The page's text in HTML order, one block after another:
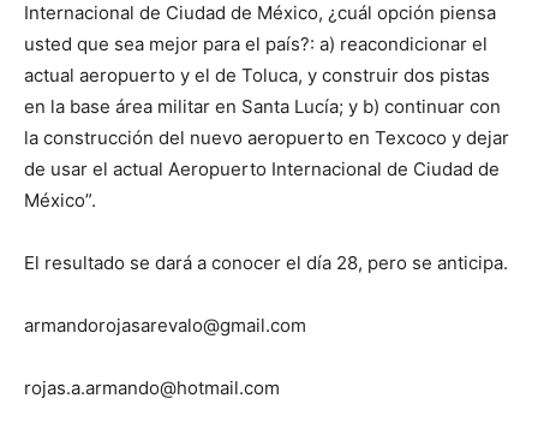
Internacional de Ciudad de México, ¿cuál opción piensa
usted que sea mejor para el país?: a) reacondicionar el
actual aeropuerto y el de Toluca, y construir dos pistas
en la base área militar en Santa Lucía; y b) continuar con
la construcción del nuevo aeropuerto en Texcoco y dejar
de usar el actual Aeropuerto Internacional de Ciudad de
México”.
El resultado se dará a conocer el día 28, pero se anticipa.
armandorojasarevalo@gmail.com
rojas.a.armando@hotmail.com